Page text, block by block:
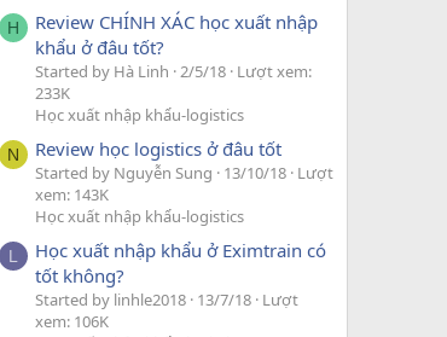
H
Review CHÍNH XÁC học xuất nhập
khẩu ở đâu tốt?
Started by Hà Linh 2/5/18 Lượt xem:
233K
Học xuất nhập khẩu-logistics
N Review học logistics ở đâu tốt
Started by Nguyễn Sung 13/10/18 Lượt
xem: 143K
Học xuất nhập khẩu-logistics
L
Học xuất nhập khẩu ở Eximtrain có
tốt không?
Started by linhle2018 13/7/18 Lượt
xem: 106K